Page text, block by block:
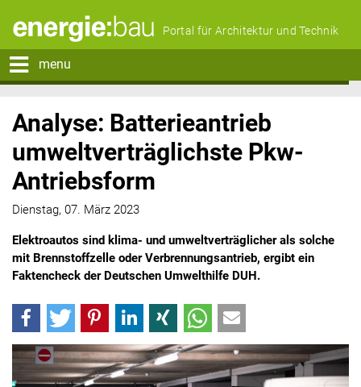
Portal für Architektur und Technik
menu
Analyse: Batterieantrieb
umweltverträglichste Pkw-
Antriebsform
Dienstag, 07. März 2023
Elektroautos sind klima- und umweltverträglicher als solche
mit Brennstoffzelle oder Verbrennungsantrieb, ergibt ein
Faktencheck der Deutschen Umwelthilfe DUH.